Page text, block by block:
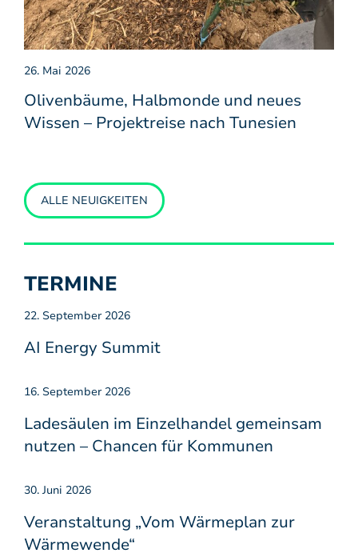
26. Mai 2026
Olivenbäume, Halbmonde und neues
Wissen – Projektreise nach Tunesien
ALLE NEUIGKEITEN
TERMINE
22. September 2026
AI Energy Summit
16. September 2026
Ladesäulen im Einzelhandel gemeinsam
nutzen – Chancen für Kommunen
30. Juni 2026
Veranstaltung „Vom Wärmeplan zur
Wärmewende“